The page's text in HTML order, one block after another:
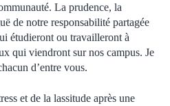
La prudence, la
de notre responsabilité partagée
étudieront ou travailleront à
qui viendront sur nos campus. Je
d’entre vous.
et de la lassitude après une